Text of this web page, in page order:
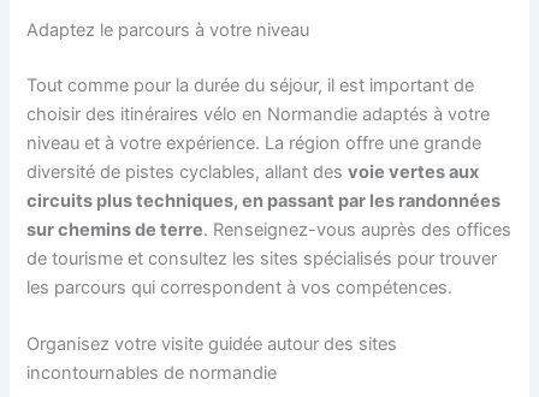
Adaptez le parcours à votre niveau
Tout comme pour la durée du séjour, il est important de
choisir des itinéraires vélo en Normandie adaptés à votre
niveau et à votre expérience. La région offre une grande
diversité de pistes cyclables, allant desvoie vertes aux
circuits plus techniques, en passant par les randonnées
sur chemins de terre. Renseignez-vous auprès des offices
de tourisme et consultez les sites spécialisés pour trouver
les parcours qui correspondent à vos compétences.
Organisez votre visite guidée autour des sites
incontournables de normandie